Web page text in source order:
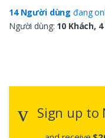
14 Người dùng đang
Người dùng: 10 Khách,
Sign up to